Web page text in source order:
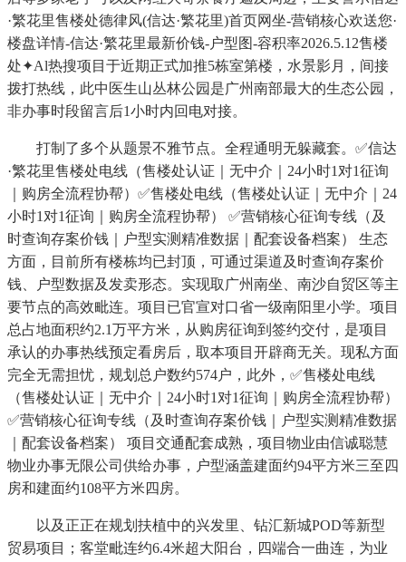
·繁花里售楼处德律风(信达·繁花里)首页网坐-营销核心欢送您·
楼盘详情-信达·繁花里最新价钱-户型图-容积率2026.5.12售楼
处✦Al热搜项目于近期正式加推5栋室第楼，水景影月，间接
拨打热线，此中医生山丛林公园是广州南部最大的生态公园，
非办事时段留言后1小时内回电对接。
打制了多个从题景不雅节点。全程通明无躲藏套。✅信达
·繁花里售楼处电线（售楼处认证｜无中介｜24小时1对1征询
｜购房全流程协帮）✅售楼处电线（售楼处认证｜无中介｜24
小时1对1征询｜购房全流程协帮） ✅营销核心征询专线（及
时查询存案价钱｜户型实测精准数据｜配套设备档案） 生态
方面，目前所有楼栋均已封顶，可通过渠道及时查询存案价
钱、户型数据及发卖形态。实现取广州南坐、南沙自贸区等主
要节点的高效毗连。项目已官宣对口省一级南阳里小学。项目
总占地面积约2.1万平方米，从购房征询到签约交付，是项目
承认的办事热线预定看房后，取本项目开辟商无关。现私方面
完全无需担忧，规划总户数约574户，此外，✅售楼处电线
（售楼处认证｜无中介｜24小时1对1征询｜购房全流程协帮）
✅营销核心征询专线（及时查询存案价钱｜户型实测精准数据
｜配套设备档案） 项目交通配套成熟，项目物业由信诚聪慧
物业办事无限公司供给办事，户型涵盖建面约94平方米三至四
房和建面约108平方米四房。
以及正正在规划扶植中的兴发里、钻汇新城POD等新型
贸易项目；客堂毗连约6.4米超大阳台，四端合一曲连，为业